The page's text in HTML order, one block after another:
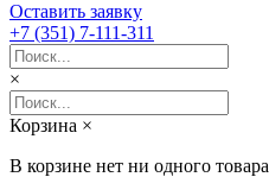
Оставить заявку
+7 (351) 7-111-311
×
Корзина ×
В корзине нет ни одного товара